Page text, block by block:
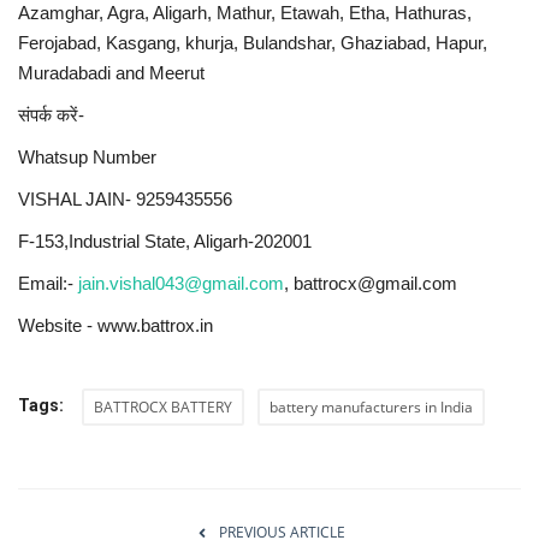
Azamghar, Agra, Aligarh, Mathur, Etawah, Etha, Hathuras,
Ferojabad, Kasgang, khurja, Bulandshar, Ghaziabad, Hapur,
Muradabadi and Meerut
संपर्क करें-
Whatsup Number
VISHAL JAIN- 9259435556
F-153,Industrial State, Aligarh-202001
Email:- jain.vishal043@gmail.com, battrocx@gmail.com
Website - www.battrox.in
Tags: BATTROCX BATTERY battery manufacturers in India
PREVIOUS ARTICLE